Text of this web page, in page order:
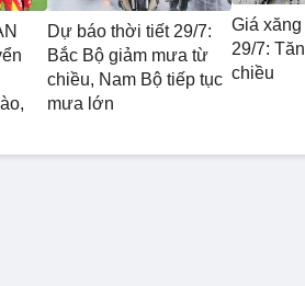
Dự báo thời tiết 29/7:
Bắc Bộ giảm mưa từ
chiều, Nam Bộ tiếp tục
mưa lớn
Giá
29/7:
chiều